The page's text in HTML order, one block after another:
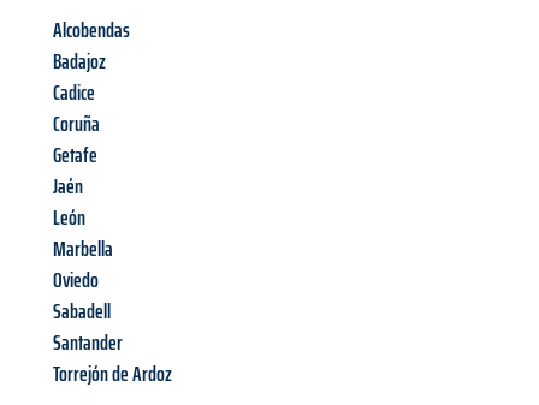
Alcobendas
Badajoz
Cadice
Coruña
Getafe
Jaén
León
Marbella
Oviedo
Sabadell
Santander
Torrejón de Ardoz